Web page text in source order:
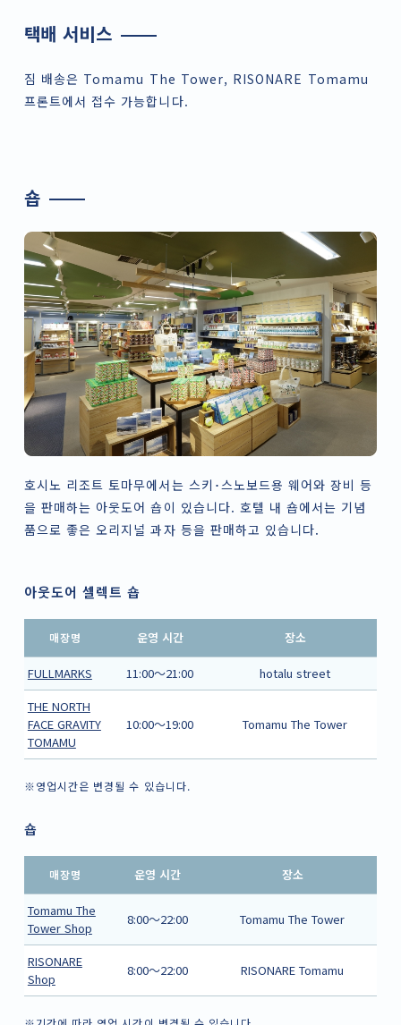
택배 서비스
짐 배송은 Tomamu The Tower, RISONARE Tomamu
프론트에서 접수 가능합니다.
숍
호시노 리조트 토마무에서는 스키･스노보드용 웨어와 장비 등
을 판매하는 아웃도어 숍이 있습니다. 호텔 내 숍에서는 기념
품으로 좋은 오리지널 과자 등을 판매하고 있습니다.
아웃도어 셀렉트 숍
매장명 운영 시간 장소
FULLMARKS 11:00〜21:00
hotalu street
THE NORTH
FACE GRAVITY
TOMAMU
10:00～19:00 Tomamu The Tower
※영업시간은 변경될 수 있습니다.
숍
매장명 운영 시간 장소
Tomamu The
Tower Shop
8:00～22:00 Tomamu The Tower
RISONARE
Shop
8:00～22:00 RISONARE Tomamu